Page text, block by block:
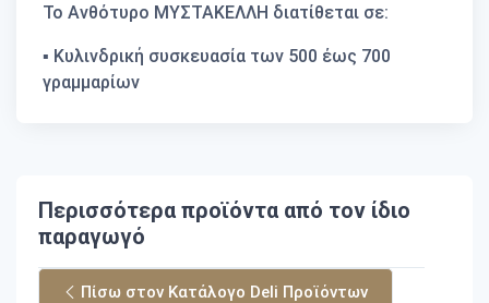
Το Ανθότυρο ΜΥΣΤΑΚΕΛΛΗ διατίθεται σε:
▪ Κυλινδρική συσκευασία των 500 έως 700
γραμμαρίων
Περισσότερα προϊόντα από τον ίδιο
παραγωγό
Πίσω στον Κατάλογο Deli Προϊόντων